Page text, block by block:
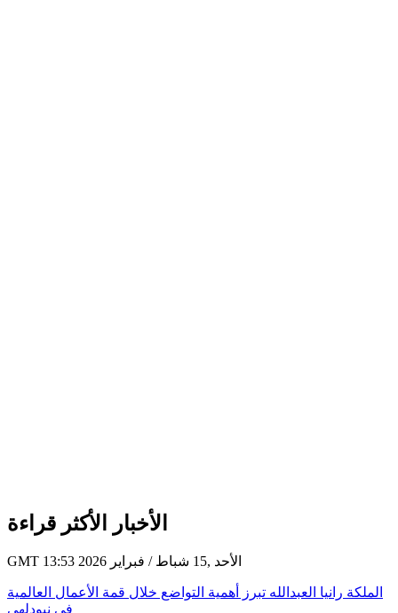
الأخبار الأكثر قراءة
GMT 13:53 2026 الأحد ,15 شباط / فبراير
الملكة رانيا العبدالله تبرز أهمية التواضع خلال قمة الأعمال العالمية
في نيودلهي